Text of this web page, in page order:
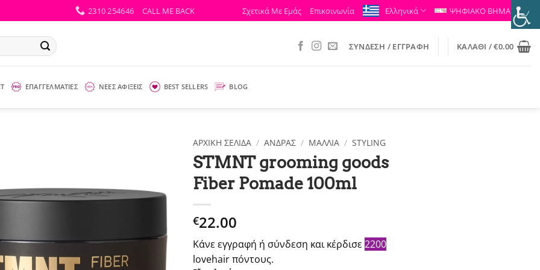
2310 254646 CALL ME BACK Σχετικά Με Εμάς Επικοινωνία Ελληνικά ΨΗΦΙΑΚΟ ΒΗΜΑ
ΣΎΝΔΕΣΗ / ΕΓΓΡΑΦΉ ΚΑΛΆΘΙ /€0.00
ΕΠΑΓΓΕΛΜΑΤΙΕΣ ΝΕΕΣ ΑΦΙΞΕΙΣ BEST SELLERS BLOG
ΑΡΧΙΚΉ ΣΕΛΊΔΑ / ΑΝΔΡΑΣ / ΜΑΛΛΙΑ / STYLING
STMNT grooming goods
Fiber Pomade 100ml
€22.00
Κάνε εγγραφή ή σύνδεση και κέρδισε 2200
lovehair πόντους.